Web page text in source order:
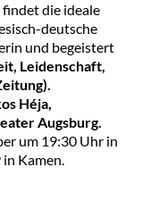
die ideale
deutsche
und begeistert
Leidenschaft,
Héja,
Augsburg.
um 19:30 Uhr in
Kamen.